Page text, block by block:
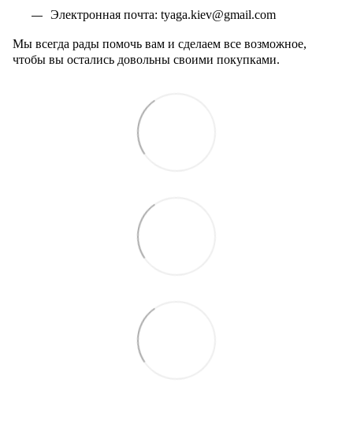
Электронная почта: tyaga.kiev@gmail.com
Мы всегда рады помочь вам и сделаем все возможное,
чтобы вы остались довольны своими покупками.